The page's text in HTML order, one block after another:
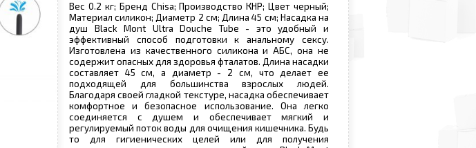
Вес 0.2 кг; Бренд Chisa; Производство КНР; Цвет черный;
Материал силикон; Диаметр 2 см; Длина 45 см; Насадка на
душ Black Mont Ultra Douche Tube - это удобный и
эффективный способ подготовки к анальному сексу.
Изготовлена из качественного силикона и АБС, она не
содержит опасных для здоровья фталатов. Длина насадки
составляет 45 см, а диаметр - 2 см, что делает ее
подходящей для большинства взрослых людей.
Благодаря своей гладкой текстуре, насадка обеспечивает
комфортное и безопасное использование. Она легко
соединяется с душем и обеспечивает мягкий и
регулируемый поток воды для очищения кишечника. Будь
то для гигиенических целей или для получения